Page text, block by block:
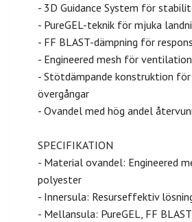
- 3D Guidance System för
- PureGEL-teknik för mjuka
- FF BLAST-dämpning för
- Engineered mesh för
- Stötdämpande konstruktion
övergångar
- Ovandel med hög andel
SPECIFIKATION
- Material ovandel: Engineered
polyester
- Innersula: Resurseffektiv
- Mellansula: PureGEL, FF BLAST